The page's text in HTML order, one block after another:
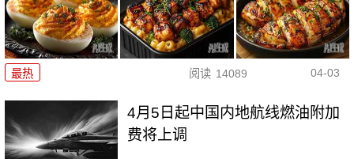
最热 阅读 14089 04-03
4月5日起中国内地航线燃油附加
费将上调